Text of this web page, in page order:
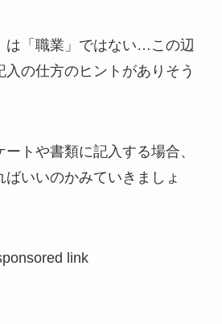
は「職業」ではない…この辺
入の仕方のヒントがありそう
トや書類に記入する場合、
ばいいのかみていきましょ
link